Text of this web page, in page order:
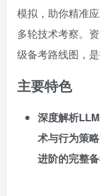
模拟，助你精准
多轮技术考察。
级备考路线图，
主要特色
深度解析
术与行为策
进阶的完整